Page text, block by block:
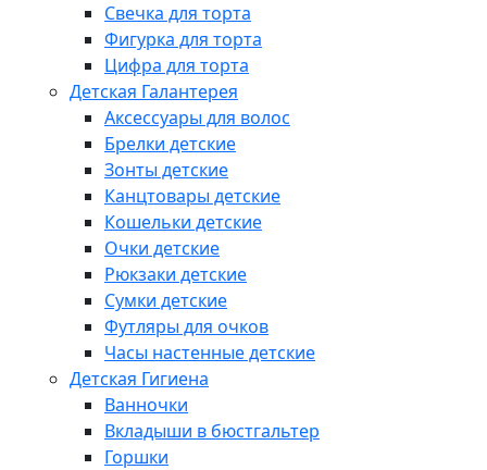
Свечка для торта
Фигурка для торта
Цифра для торта
Детская Галантерея
Аксессуары для волос
Брелки детские
Зонты детские
Канцтовары детские
Кошельки детские
Очки детские
Рюкзаки детские
Сумки детские
Футляры для очков
Часы настенные детские
Детская Гигиена
Ванночки
Вкладыши в бюстгальтер
Горшки